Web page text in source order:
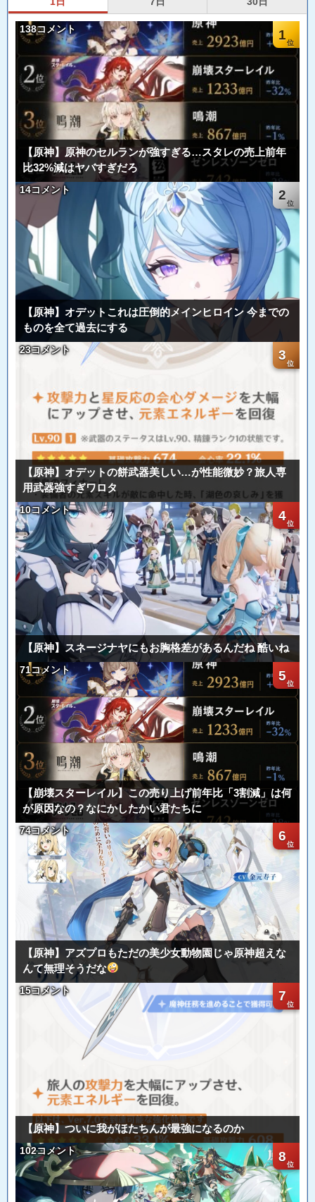
1
138コメント
【原神】原神のセルランが強すぎる…スタレの売上前年
比32%減はヤバすぎだろ
2
14コメント
【原神】オデットこれは圧倒的メインヒロイン 今までの
ものを全て過去にする
3
23コメント
【原神】オデットの餅武器美しい…が性能微妙？旅人専
用武器強すぎワロタ
4
10コメント
【原神】スネージナヤにもお胸格差があるんだね 酷いね
5
71コメント
【崩壊スターレイル】この売り上げ前年比「3割減」は何
が原因なの？なにかしたかい君たちに
6
74コメント
【原神】アズプロもただの美少女動物園じゃ原神超えな
んて無理そうだな
7
15コメント
【原神】ついに我がほたちんが最強になるのか
8
102コメント